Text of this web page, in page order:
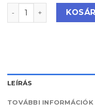
GEO LARGE
LEÍRÁS
TOVÁBBI INFORMÁCIÓK